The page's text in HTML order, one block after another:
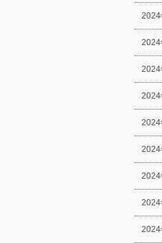
2024
2024
2024
2024
2024
2024
2024
2024
2024